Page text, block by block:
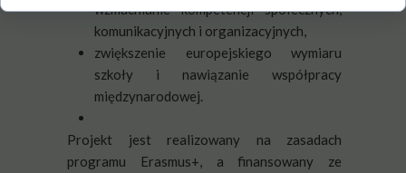
wzmacnianie kompetencji społecznych,
komunikacyjnych i organizacyjnych,
zwiększenie europejskiego wymiaru
szkoły i nawiązanie współpracy
międzynarodowej.
Projekt jest realizowany na zasadach
programu Erasmus+, a finansowany ze